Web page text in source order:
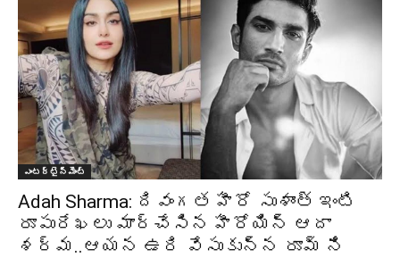
ఎంటర్టైన్మెంట్
Adah Sharma: దివంగత హీరో సుశాంత్ ఇంటి
రూపురేఖలు మార్చేసిన హీరోయిన్ ఆదా
శర్మ..ఆయన ఉరి వేసుకున్న రూమ్ ని